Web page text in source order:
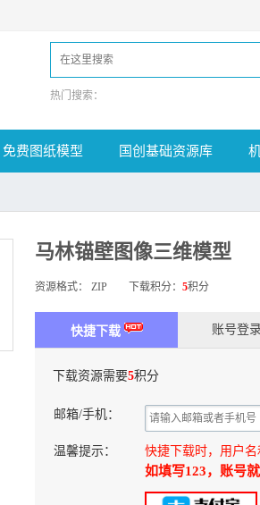
热门搜索：
免费图纸模型 国创基础资源库
马林锚壁图像三维模型
资源格式： ZIP 下载积分： 5积分
快捷下载 账号登
下载资源需要5积分
邮箱/手机：
温馨提示： 快捷下载时，用户
如填写123，账号